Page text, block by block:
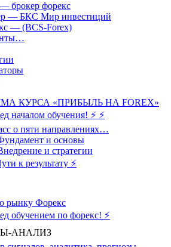
брокер форекс
— БКС Мир инвестиций
— (BCS-Forex)
КУРСА «ПРИБЫЛЬ НА FOREX»
началом обучения! ⚡ ⚡
о пяти направлениях…
и основы
и стратегии
к результату ⚡️
рынку Форекс
обучением по форекс! ⚡
АНАЛИЗ